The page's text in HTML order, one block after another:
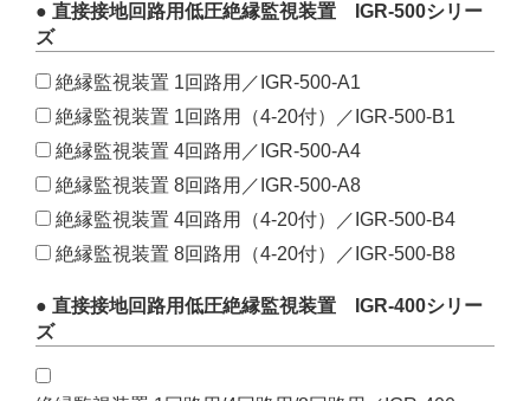
● 直接接地回路用低圧絶縁監視装置 IGR-500シリー
ズ
絶縁監視装置 1回路用／IGR-500-A1
絶縁監視装置 1回路用（4-20付）／IGR-500-B1
絶縁監視装置 4回路用／IGR-500-A4
絶縁監視装置 8回路用／IGR-500-A8
絶縁監視装置 4回路用（4-20付）／IGR-500-B4
絶縁監視装置 8回路用（4-20付）／IGR-500-B8
● 直接接地回路用低圧絶縁監視装置 IGR-400シリー
ズ